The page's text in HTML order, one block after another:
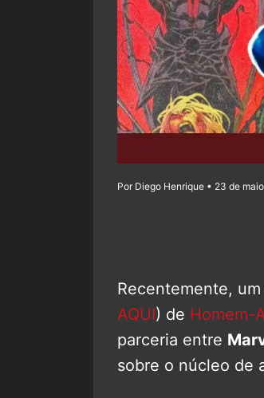
Por Diego Henrique • 23 de
Recentemente,
AQUI) de Homem-
parceria entre
sobre o núcleo de